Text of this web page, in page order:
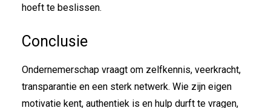
hoeft te beslissen.
Conclusie
Ondernemerschap vraagt om zelfkennis, veerkracht,
transparantie en een sterk netwerk. Wie zijn eigen
motivatie kent, authentiek is en hulp durft te vragen,